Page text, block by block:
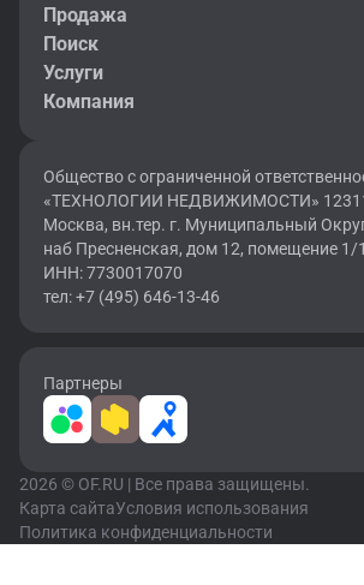
Продажа
Поиск
Услуги
Компания
Общество с ограниченной
«ТЕХНОЛОГИИ НЕДВИЖИМОСТИ»
Москва, вн.тер. г. Муниципальный
наб Пресненская, дом 12, помещение 1/
ИНН: 7730017070
тел: +7 (495) 646-13-46
Партнеры
2026 © OF.RU | Все права защищены.
Карта сайтаУсловия использования
Политика конфиденциальности